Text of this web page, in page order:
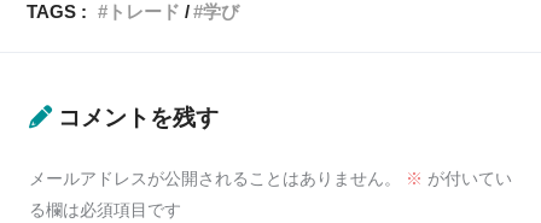
TAGS :
トレード 学び
コメントを残す
メールアドレスが公開されることはありません。 ※ が付いてい
る欄は必須項目です